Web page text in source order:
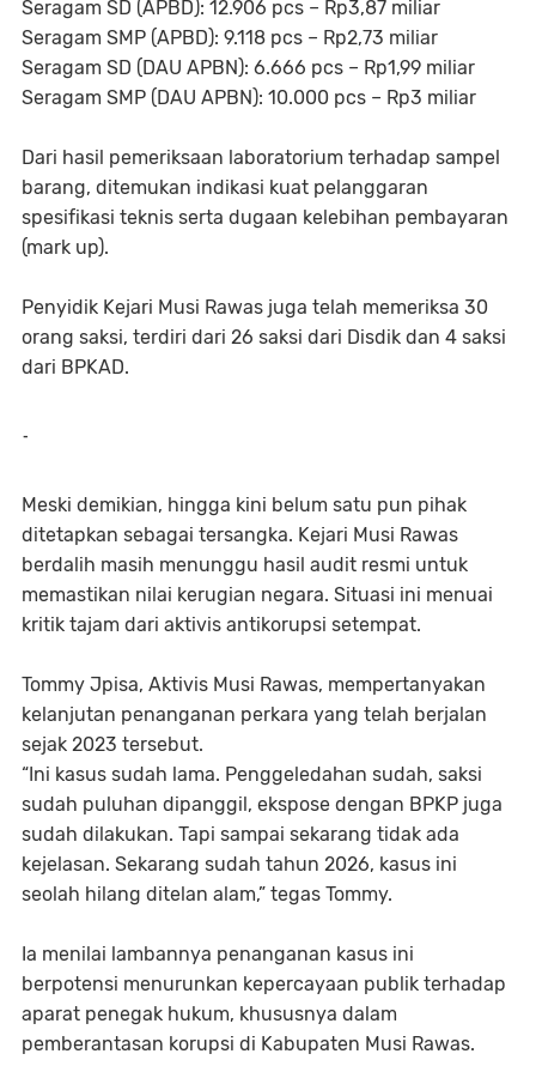
Seragam SD (APBD): 12.906 pcs – Rp3,87 miliar
Seragam SMP (APBD): 9.118 pcs – Rp2,73 miliar
Seragam SD (DAU APBN): 6.666 pcs – Rp1,99 miliar
Seragam SMP (DAU APBN): 10.000 pcs – Rp3 miliar
Dari hasil pemeriksaan laboratorium terhadap sampel
barang, ditemukan indikasi kuat pelanggaran
spesifikasi teknis serta dugaan kelebihan pembayaran
(mark up).
Penyidik Kejari Musi Rawas juga telah memeriksa 30
orang saksi, terdiri dari 26 saksi dari Disdik dan 4 saksi
dari BPKAD.
-
Meski demikian, hingga kini belum satu pun pihak
ditetapkan sebagai tersangka. Kejari Musi Rawas
berdalih masih menunggu hasil audit resmi untuk
memastikan nilai kerugian negara. Situasi ini menuai
kritik tajam dari aktivis antikorupsi setempat.
Tommy Jpisa, Aktivis Musi Rawas, mempertanyakan
kelanjutan penanganan perkara yang telah berjalan
sejak 2023 tersebut.
“Ini kasus sudah lama. Penggeledahan sudah, saksi
sudah puluhan dipanggil, ekspose dengan BPKP juga
sudah dilakukan. Tapi sampai sekarang tidak ada
kejelasan. Sekarang sudah tahun 2026, kasus ini
seolah hilang ditelan alam,” tegas Tommy.
Ia menilai lambannya penanganan kasus ini
berpotensi menurunkan kepercayaan publik terhadap
aparat penegak hukum, khususnya dalam
pemberantasan korupsi di Kabupaten Musi Rawas.